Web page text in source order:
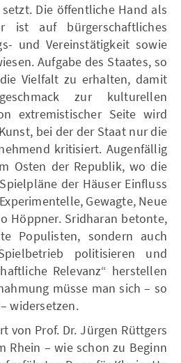
Die öffentliche Hand als
ist auf bürgerschaftliches
und Vereinstätigkeit sowie
Aufgabe des Staates, so
Vielfalt zu erhalten, damit
zur kulturellen
extremistischer Seite wird
bei der der Staat nur die
kritisiert. Augenfällig
Osten der Republik, wo die
der Häuser Einfluss
Gewagte, Neue
Höppner. Sridharan betonte,
Populisten, sondern auch
politisieren und
Relevanz“ herstellen
müsse man sich – so
widersetzen.
von Prof. Dr. Jürgen Rüttgers
Rhein – wie schon zu Beginn